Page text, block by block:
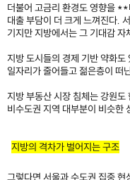
더불어 고금리 환경도 영향을
대출 부담이 더 크게 느껴진다.
기지만 지방에서는 그 기대감 자
지방 도시들의 경제 기반 약화
일자리가 줄어들고 젊은층이 떠
지방 부동산 시장 침체는 강원
비수도권 지역 대부분이 비슷한
지방의 격차가 벌어지는 구조
그렇다면 서울과 수도권 집중